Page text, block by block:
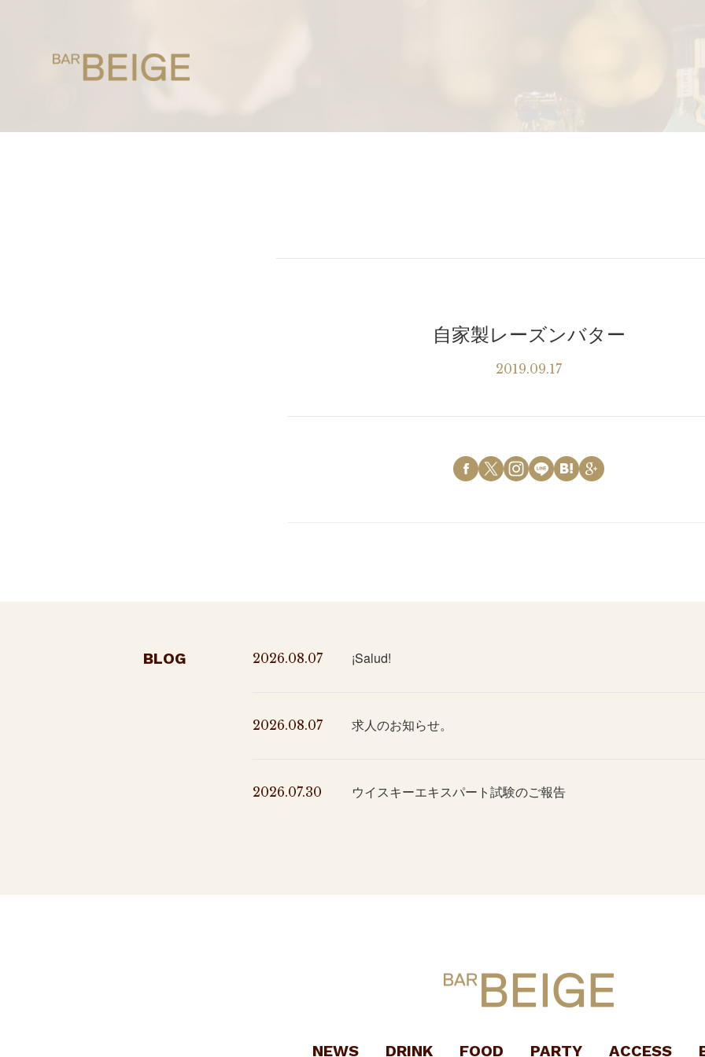
自家製レーズンバター
2019.09.17
BLOG 2026.08.07 ¡Salud!
2026.08.07 求人のお知らせ。
2026.07.30 ウイスキーエキスパート試験のご報告
NEWS DRINK FOOD PARTY ACCESS